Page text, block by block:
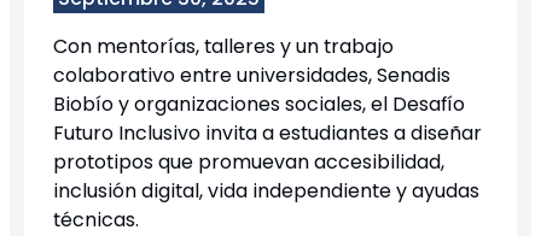
Con mentorías, talleres y un trabajo
colaborativo entre universidades, Senadis
Biobío y organizaciones sociales, el Desafío
Futuro Inclusivo invita a estudiantes a diseñar
prototipos que promuevan accesibilidad,
inclusión digital, vida independiente y ayudas
técnicas.